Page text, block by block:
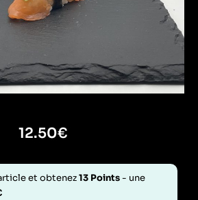
12.50€
et obtenez13 Points- une